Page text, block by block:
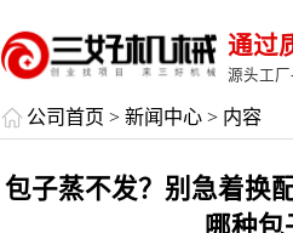
通过
源头工
公司首页 > 新闻中心 > 内容
包子蒸不发？别急着换
哪种包